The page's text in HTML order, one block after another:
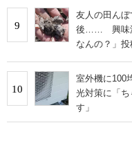
9
友人の田ん
後…… 興味深
なんの？」
10
室外機に
光対策に「
す」